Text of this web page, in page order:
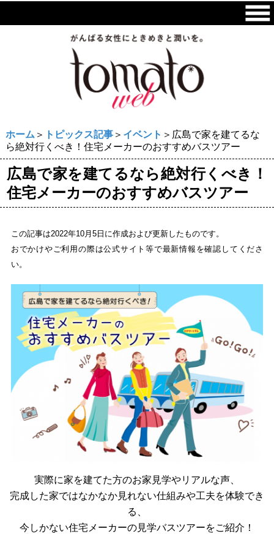
ホーム ＞ トピックス記事＞ イベント ＞広島で家を建てるな
ら絶対行くべき！住宅メーカーのおすすめバスツアー
広島で家を建てるなら絶対行くべき！
住宅メーカーのおすすめバスツアー
この記事は2022年10月5日に作成および更新したものです。
おでかけやご利用の際は公式サイト等で最新情報を確認してくださ
い。
実際に家を建てた方のお家見学やリアルな声、
完成した家ではなかなか見れない仕組みや工夫を体験でき
る、
今しかない住宅メーカーの見学バスツアーをご紹介！